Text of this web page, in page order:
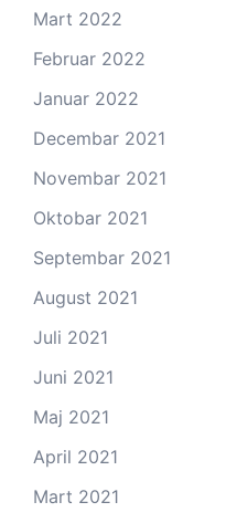
Mart 2022
Februar 2022
Januar 2022
Decembar 2021
Novembar 2021
Oktobar 2021
Septembar 2021
August 2021
Juli 2021
Juni 2021
Maj 2021
April 2021
Mart 2021